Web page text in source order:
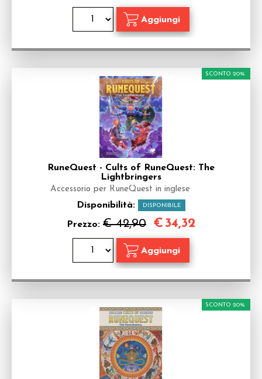
RuneQuest - Cults of RuneQuest: The
Lightbringers
Accessorio per RuneQuest in inglese
Disponibilità: DISPONIBILE
Prezzo: € 42,90
SCONTO 20%
€ 34,32
SCONTO 20%